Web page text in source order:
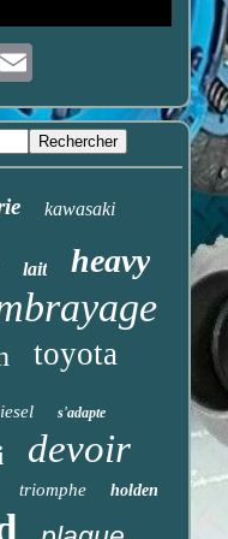
Email
kawasaki
lait heavy
toyota
s'adapte
devoir
triomphe holden